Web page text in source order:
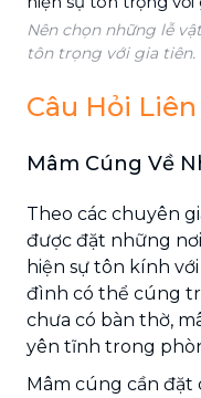
Nên chọn những lễ
tôn trọng với gia tiên.
Câu Hỏi
Mâm Cúng Về
Theo các chuyên
được đặt những
hiện sự tôn kính
đình có thể cúng
chưa có bàn thờ,
yên tĩnh trong
Mâm cúng cần